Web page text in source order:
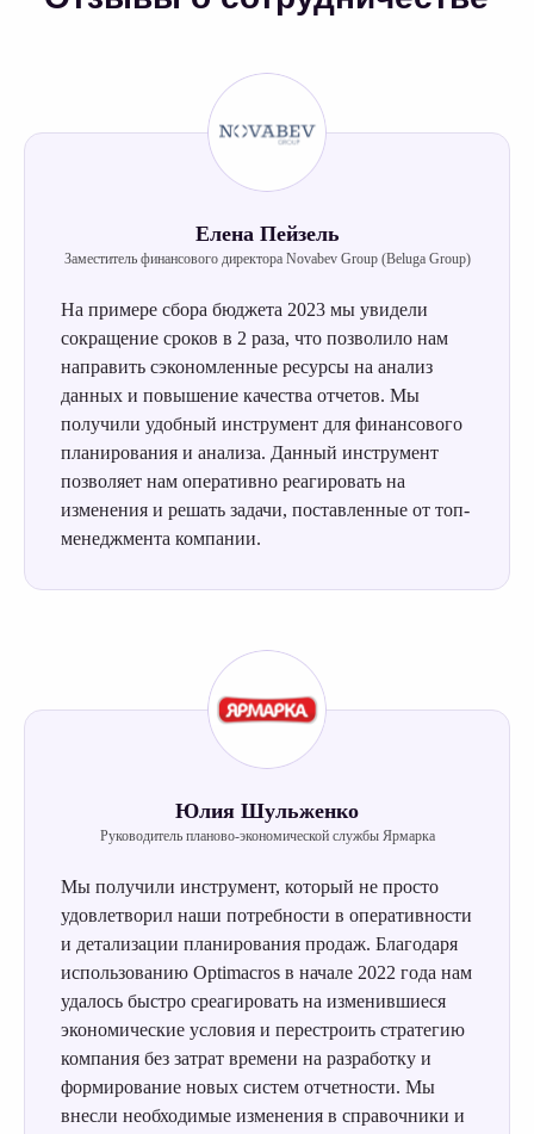
Елена Пейзель
Заместитель финансового директора Novabev Group (Beluga Group)
На примере сбора бюджета 2023 мы увидели
сокращение сроков в 2 раза, что позволило нам
направить сэкономленные ресурсы на анализ
данных и повышение качества отчетов. Мы
получили удобный инструмент для финансового
планирования и анализа. Данный инструмент
позволяет нам оперативно реагировать на
изменения и решать задачи, поставленные от топ-
менеджмента компании.
Юлия Шульженко
Руководитель планово-экономической службы Ярмарка
Мы получили инструмент, который не просто
удовлетворил наши потребности в оперативности
и детализации планирования продаж. Благодаря
использованию Optimacros в начале 2022 года нам
удалось быстро среагировать на изменившиеся
экономические условия и перестроить стратегию
компания без затрат времени на разработку и
формирование новых систем отчетности. Мы
внесли необходимые изменения в справочники и
«ОптиТим Консалтинг» — ведущая ИТ-компания
по внедрению решений на базе CPM/IBP-платформы
Optimacros для интегрированного планирования,
бюджетирования, сценарного моделирования
и контроля над достижением поставленных целей.
© 2018 — 2025 OptiTeam
Политика обработки персональных данных
Об Optimacros
Медиацентр
+ 7 (495) 108 68 58
sales@optiteam.ru
ВКонтакте
Дмитровское шоссе, 81
(м. Селигерская)
Условия обработки файлов cookie
Наши партнеры
RuTube
Бизнес-кейсы
Дзен
Все контакты